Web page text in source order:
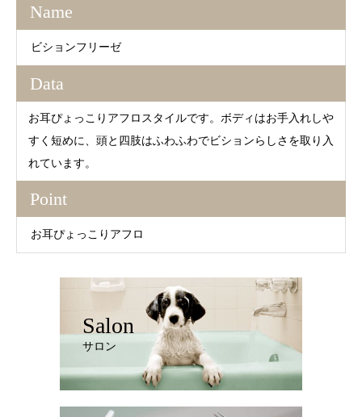
Name
ビションフリーゼ
Data
お耳ぴょっこりアフロスタイルです。ボディはお手入れしや
すく短めに、頭と四肢はふわふわでビションらしさを取り入
れています。
Point
お耳ぴょっこりアフロ
Salon
サロン